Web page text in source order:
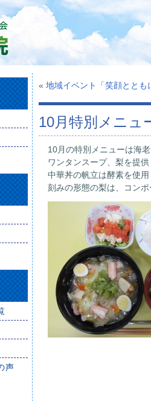
声
« 地域イベント「笑顔ととも
10月特別メニュ
10月の特別メニューは海
ワンタンスープ、梨を提
中華丼の帆立は酵素を使
刻みの形態の梨は、コン